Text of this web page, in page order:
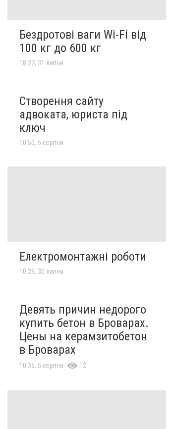
Бездротові ваги Wi-Fi від
100 кг до 600 кг
18:27, 31 липня
Створення сайту
адвоката, юриста під
ключ
10:50, 5 серпня
Електромонтажні роботи
10:29, 30 липня
Девять причин недорого
купить бетон в Броварах.
Цены на керамзитобетон
в Броварах
10:36, 5 серпня 12